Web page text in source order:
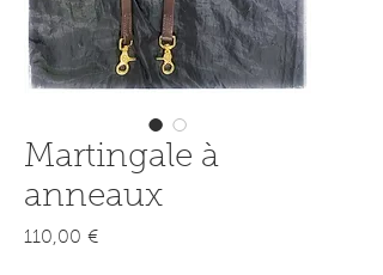
Martingale à
anneaux
110,00 €Preis